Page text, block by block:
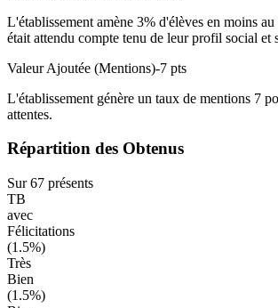
L'établissement amène 3% d'élèves en moins au
était attendu compte tenu de leur profil social et
Valeur Ajoutée (Mentions)-7 pts
L'établissement génère un taux de mentions 7
attentes.
Répartition des Obtenus
Sur67 présents
TB
avec
Félicitations
(1.5%)
Très
Bien
(1.5%)